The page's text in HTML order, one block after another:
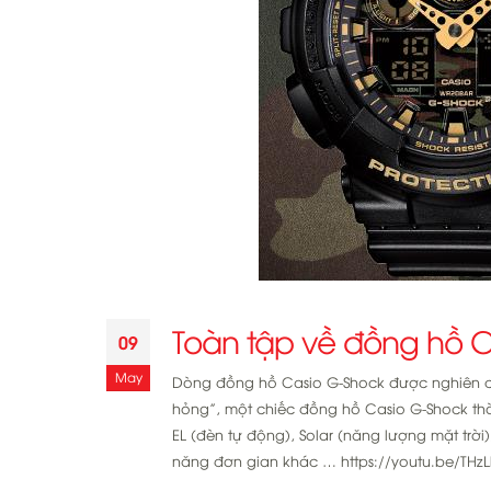
09
May
Toàn tập về đồng hồ
Dòng đồng hồ Casio G-Shock được
hỏng”, một chiếc đồng hồ Casio G-Shock
EL (đèn tự động), Solar (năng lượng mặt
năng đơn gian khác … https://youtu.be/